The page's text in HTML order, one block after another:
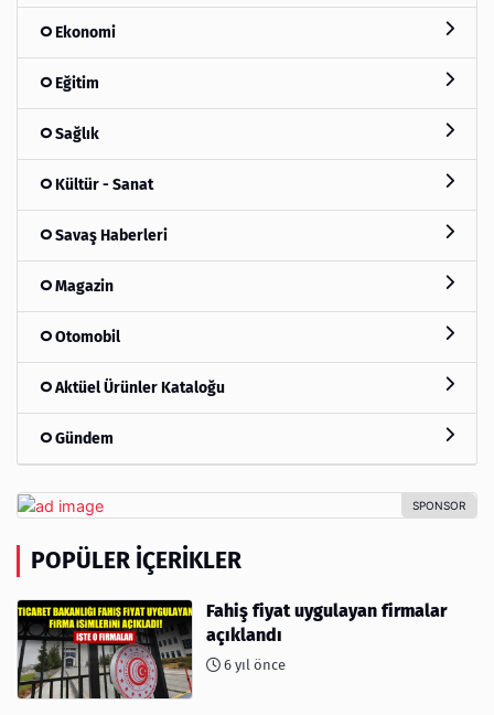
Ekonomi
Eğitim
Sağlık
Kültür - Sanat
Savaş Haberleri
Magazin
Otomobil
Aktüel Ürünler Kataloğu
Gündem
POPÜLER İÇERIKLER
Fahiş fiyat uygulayan firmalar
açıklandı
6 yıl önce